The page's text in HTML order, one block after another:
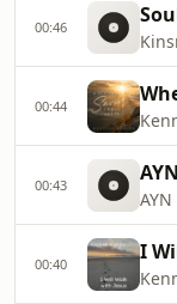
00:46
00:44
00:43
00:40 I